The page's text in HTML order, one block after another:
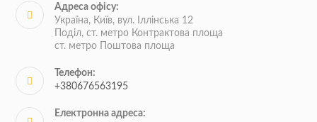
Адреса офісу:
Україна, Київ, вул. Іллінська 12
Поділ, ст. метро Контрактова площа
ст. метро Поштова площа
Телефон:
+380676563195
Електронна адреса: